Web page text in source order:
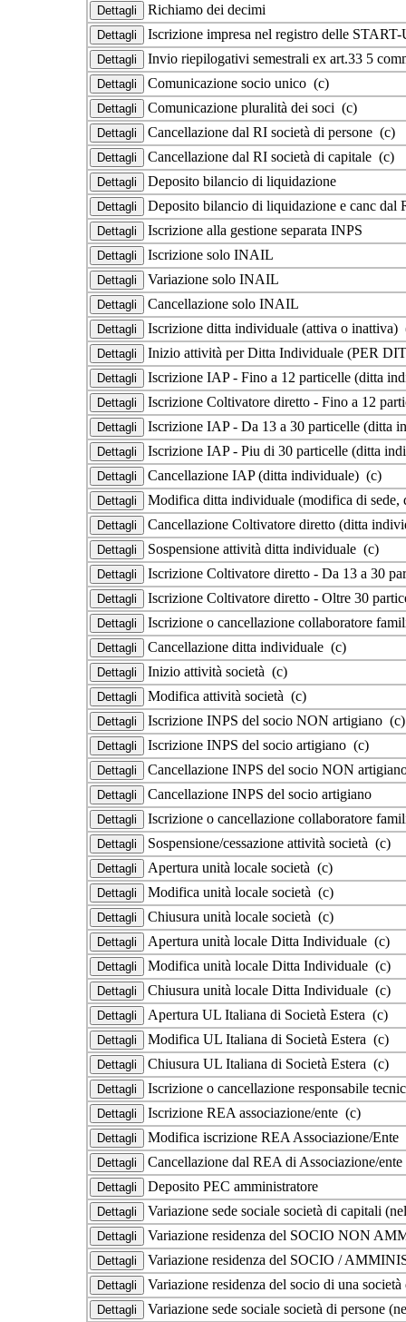
Richiamo dei decimi
Iscrizione impresa nel registro delle
Invio riepilogativi semestrali ex art.33 5
Comunicazione socio unico (c)
Comunicazione pluralità dei soci (c)
Cancellazione dal RI società di persone (c)
Cancellazione dal RI società di capitale (c)
Deposito bilancio di liquidazione
Deposito bilancio di liquidazione e canc dal
Iscrizione alla gestione separata INPS
Iscrizione solo INAIL
Variazione solo INAIL
Cancellazione solo INAIL
Iscrizione ditta individuale (attiva o inattiva)
Inizio attività per Ditta Individuale (PER
Iscrizione IAP - Fino a 12 particelle (ditta
Iscrizione Coltivatore diretto - Fino a 12
Iscrizione IAP - Da 13 a 30 particelle (ditta
Iscrizione IAP - Piu di 30 particelle (ditta
Cancellazione IAP (ditta individuale) (c)
Modifica ditta individuale (modifica di
Cancellazione Coltivatore diretto (ditta
Sospensione attività ditta individuale (c)
Iscrizione Coltivatore diretto - Da 13 a 30
Iscrizione Coltivatore diretto - Oltre 30
Iscrizione o cancellazione collaboratore
Cancellazione ditta individuale (c)
Inizio attività società (c)
Modifica attività società (c)
Iscrizione INPS del socio NON artigiano (c)
Iscrizione INPS del socio artigiano (c)
Cancellazione INPS del socio NON
Cancellazione INPS del socio artigiano
Iscrizione o cancellazione collaboratore
Sospensione/cessazione attività società (c)
Apertura unità locale società (c)
Modifica unità locale società (c)
Chiusura unità locale società (c)
Apertura unità locale Ditta Individuale (c)
Modifica unità locale Ditta Individuale (c)
Chiusura unità locale Ditta Individuale (c)
Apertura UL Italiana di Società Estera (c)
Modifica UL Italiana di Società Estera (c)
Chiusura UL Italiana di Società Estera (c)
Iscrizione o cancellazione responsabile
Iscrizione REA associazione/ente (c)
Modifica iscrizione REA Associazione/Ente
Cancellazione dal REA di Associazione/
Deposito PEC amministratore
Variazione sede sociale società di capitali
Variazione residenza del SOCIO NON
Variazione residenza del SOCIO /
Variazione residenza del socio di una
Variazione sede sociale società di persone